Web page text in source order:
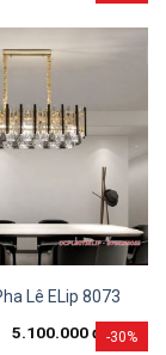
-30%
Lê ELip 8073
5.100.000đ